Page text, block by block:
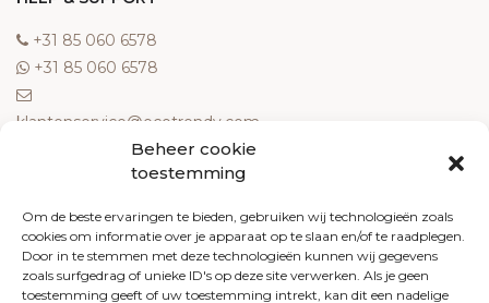
Beheer cookie
toestemming
Om de beste ervaringen te bieden, gebruiken wij technologieën zoals
cookies om informatie over je apparaat op te slaan en/of te raadplegen.
Door in te stemmen met deze technologieën kunnen wij gegevens
zoals surfgedrag of unieke ID's op deze site verwerken. Als je geen
toestemming geeft of uw toestemming intrekt, kan dit een nadelige
‎+31 85 060 6578
‎+31 85 060 6578
klantenservice@ecotrendy.com
Meest gestelde vragen
Contact
Algemene voorwaarden
Retourneren